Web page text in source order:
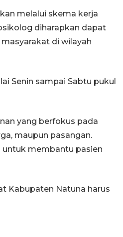
melalui skema kerja
diharapkan dapat
di wilayah
Senin sampai Sabtu pukul
yang berfokus pada
maupun pasangan.
untuk membantu pasien
Kabupaten Natuna harus